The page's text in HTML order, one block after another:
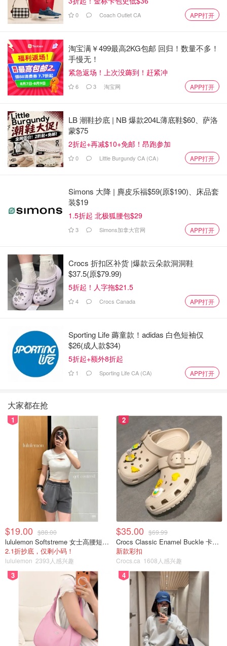
0 Coach Outlet CA APP打开
淘宝满￥499最高2KG包邮 回归！数量不多！
手慢无！
紧急返场！上次没薅到！赶紧冲
6 3 淘宝网 APP打开
LB 潮鞋抄底 | NB 爆款204L薄底鞋$60、萨洛
蒙$75
2折起+再减$10+免邮！昂跑参加
0 Little Burgundy CA (CA） APP打开
Simons 大降 | 麂皮乐福$59(原$190)、床品套
装$19
1.5折起 北极狐腰包$29
3 Simons加拿大官网 APP打开
Crocs 折扣区补货 |爆款云朵款洞洞鞋
$37.5(原$79.99)
5折起！人字拖$21.5
4 Crocs Canada APP打开
Sporting Life 薅童款！adidas 白色短袖仅
$26(成人款$34)
5折起+额外8折起
1 Sporting Life CA (CA) APP打开
大家都在抢
1
$19.00 $88.00
lululemon Softstreme 女士高腰短裤 10cm
2.1折抄底，仅剩小码！
lululemon 2393人感兴趣
2
$35.00 $69.99
Crocs Classic Enamel Buckle 卡骆驰布扣便鞋
新款彩扣
Crocs.ca 1608人感兴趣
3 4